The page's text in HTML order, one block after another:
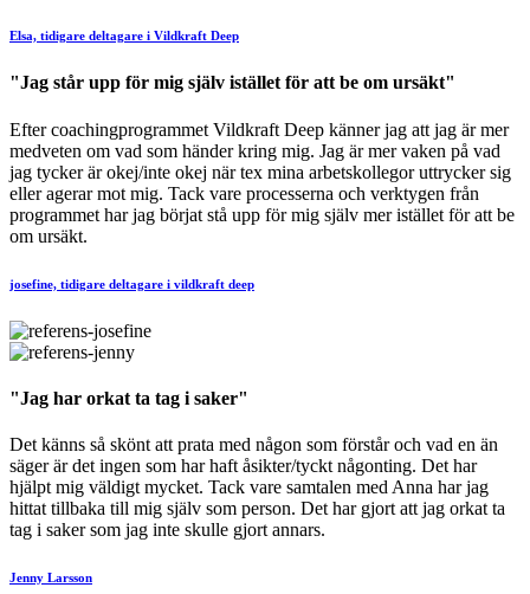
Elsa, tidigare deltagare i Vildkraft Deep
"Jag står upp för mig själv istället för att be om ursäkt"
Efter coachingprogrammet Vildkraft Deep känner jag att jag är mer
medveten om vad som händer kring mig. Jag är mer vaken på vad
jag tycker är okej/inte okej när tex mina arbetskollegor uttrycker sig
eller agerar mot mig. Tack vare processerna och verktygen från
programmet har jag börjat stå upp för mig själv mer istället för att be
om ursäkt.
josefine, tidigare deltagare i vildkraft deep
"Jag har orkat ta tag i saker"
Det känns så skönt att prata med någon som förstår och vad en än
säger är det ingen som har haft åsikter/tyckt någonting. Det har
hjälpt mig väldigt mycket. Tack vare samtalen med Anna har jag
hittat tillbaka till mig själv som person. Det har gjort att jag orkat ta
tag i saker som jag inte skulle gjort annars.
Jenny Larsson